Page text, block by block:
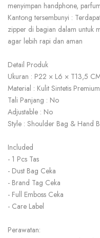
menyimpan handphone,
Kantong tersembunyi :
zipper di bagian dalam untuk
agar lebih rapi dan aman
Detail Produk
Ukuran : P22 × L6 × T13,5
Material : Kulit Sintetis
Tali Panjang : No
Adjustable : No
Style : Shoulder Bag & Hand
Included
- 1 Pcs Tas
- Dust Bag Ceka
- Brand Tag Ceka
- Full Emboss Ceka
- Care Label
Perawatan: